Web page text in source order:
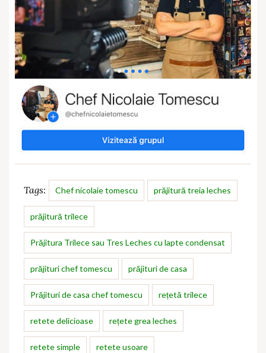
Tags: Chef nicolaie tomescu prăjitură treia leches
prăjitură trilece
Prăjitura Trilece sau Tres Leches cu lapte condensat
prăjituri chef tomescu prăjituri de casa
Prăjituri de casa chef tomescu rețetă trilece
retete delicioase rețete grea leches
retete simple retete usoare